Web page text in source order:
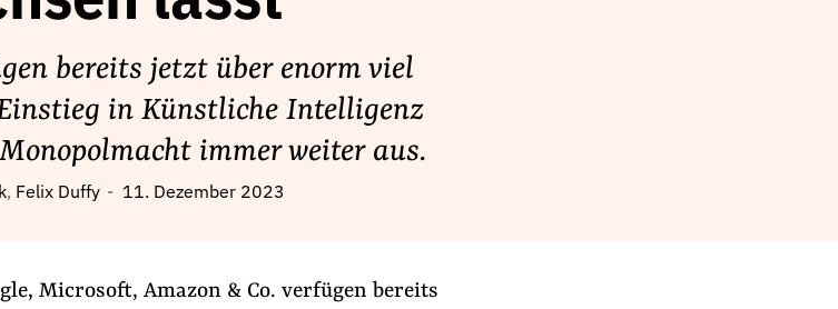
bereits jetzt über enorm viel
in Künstliche Intelligenz
immer weiter aus.
Felix Duffy 11. Dezember 2023
Microsoft, Amazon & Co. verfügen bereits